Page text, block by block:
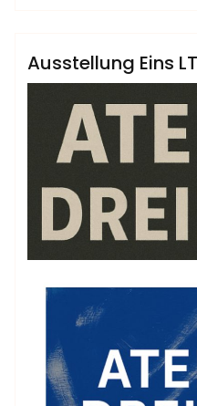
Sublinemusic & Media UG
Ausstellung Eins